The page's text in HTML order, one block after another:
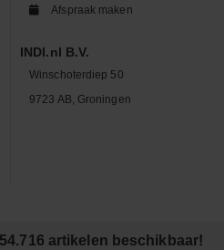
Afspraak maken
INDI.nl B.V.
Winschoterdiep 50
9723 AB, Groningen
artikelen beschikbaar!